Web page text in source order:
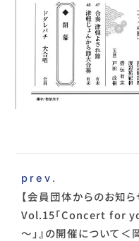
prev.
【会員団体からのお知ら
Vol.15「Concert for
～」』の開催について